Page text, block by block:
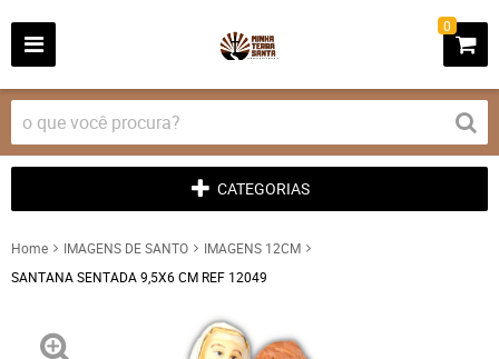
0
CATEGORIAS
Home IMAGENS DE SANTO
IMAGENS 12CM
SANTANA SENTADA 9,5X6 CM REF 12049